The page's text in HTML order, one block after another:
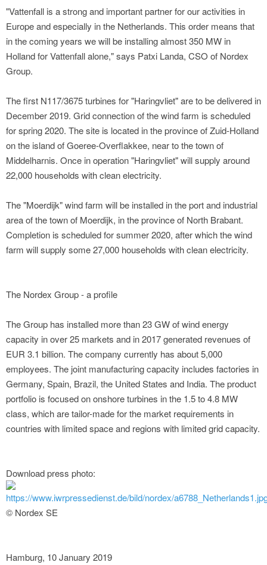
"Vattenfall is a strong and important partner for our activities in
Europe and especially in the Netherlands. This order means that
in the coming years we will be installing almost 350 MW in
Holland for Vattenfall alone," says Patxi Landa, CSO of Nordex
Group.
The first N117/3675 turbines for "Haringvliet" are to be delivered in
December 2019. Grid connection of the wind farm is scheduled
for spring 2020. The site is located in the province of Zuid-Holland
on the island of Goeree-Overflakkee, near to the town of
Middelharnis. Once in operation "Haringvliet" will supply around
22,000 households with clean electricity.
The "Moerdijk" wind farm will be installed in the port and industrial
area of the town of Moerdijk, in the province of North Brabant.
Completion is scheduled for summer 2020, after which the wind
farm will supply some 27,000 households with clean electricity.
The Nordex Group - a profile
The Group has installed more than 23 GW of wind energy
capacity in over 25 markets and in 2017 generated revenues of
EUR 3.1 billion. The company currently has about 5,000
employees. The joint manufacturing capacity includes factories in
Germany, Spain, Brazil, the United States and India. The product
portfolio is focused on onshore turbines in the 1.5 to 4.8 MW
class, which are tailor-made for the market requirements in
countries with limited space and regions with limited grid capacity.
Download press photo:
https://www.iwrpressedienst.de/bild/nordex/
© Nordex SE
Hamburg, 10 January 2019